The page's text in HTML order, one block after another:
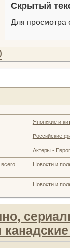
Скрытый
Для просмотра
Японские и
Российские
Актеры -
Новости и
Новости и